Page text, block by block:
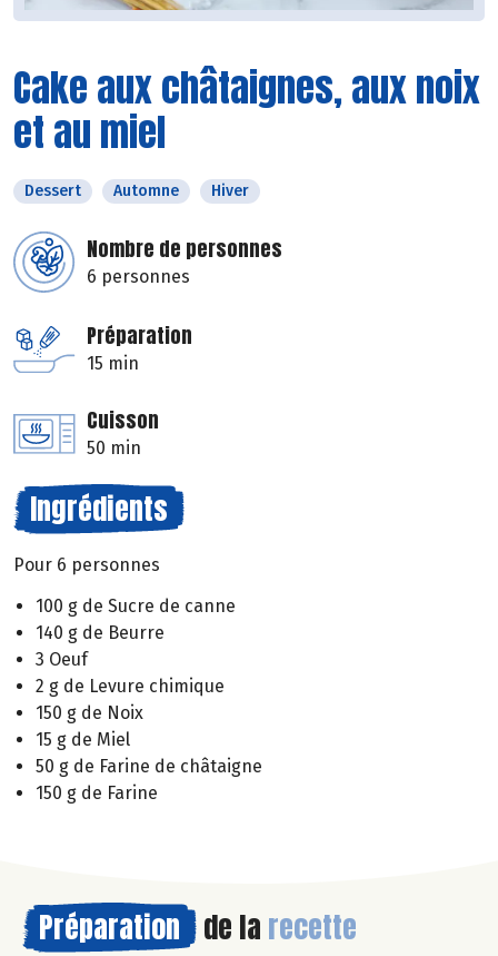
Cake aux châtaignes, aux noix
et au miel
Dessert Automne Hiver
Nombre de personnes
6 personnes
Préparation
15 min
Cuisson
50 min
Ingrédients
Pour 6 personnes
100 g de Sucre de canne
140 g de Beurre
3 Oeuf
2 g de Levure chimique
150 g de Noix
15 g de Miel
50 g de Farine de châtaigne
150 g de Farine
Préparation de la recette